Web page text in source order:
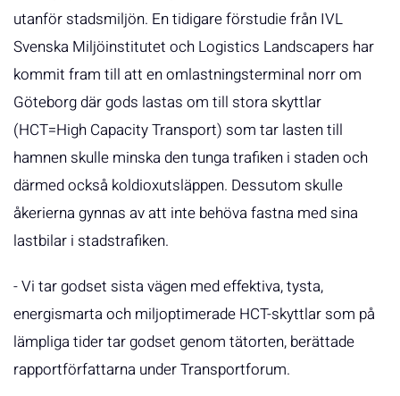
utanför stadsmiljön. En tidigare förstudie från IVL
Svenska Miljöinstitutet och Logistics Landscapers har
kommit fram till att en omlastningsterminal norr om
Göteborg där gods lastas om till stora skyttlar
(HCT=High Capacity Transport) som tar lasten till
hamnen skulle minska den tunga trafiken i staden och
därmed också koldioxutsläppen. Dessutom skulle
åkerierna gynnas av att inte behöva fastna med sina
lastbilar i stadstrafiken.
- Vi tar godset sista vägen med effektiva, tysta,
energismarta och miljoptimerade HCT-skyttlar som på
lämpliga tider tar godset genom tätorten, berättade
rapportförfattarna under Transportforum.